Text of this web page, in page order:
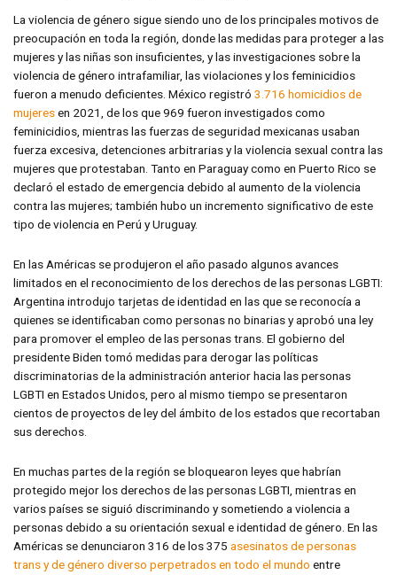
La violencia de género sigue siendo uno de los principales motivos de
preocupación en toda la región, donde las medidas para proteger a las
mujeres y las niñas son insuficientes, y las investigaciones sobre la
violencia de género intrafamiliar, las violaciones y los feminicidios
fueron a menudo deficientes. México registró 3.716 homicidios de
mujeresen 2021, de los que 969 fueron investigados como
feminicidios, mientras las fuerzas de seguridad mexicanas usaban
fuerza excesiva, detenciones arbitrarias y la violencia sexual contra las
mujeres que protestaban. Tanto en Paraguay como en Puerto Rico se
declaró el estado de emergencia debido al aumento de la violencia
contra las mujeres; también hubo un incremento significativo de este
tipo de violencia en Perú y Uruguay.
En las Américas se produjeron el año pasado algunos avances
limitados en el reconocimiento de los derechos de las personas LGBTI:
Argentina introdujo tarjetas de identidad en las que se reconocía a
quienes se identificaban como personas no binarias y aprobó una ley
para promover el empleo de las personas trans. El gobierno del
presidente Biden tomó medidas para derogar las políticas
discriminatorias de la administración anterior hacia las personas
LGBTI en Estados Unidos, pero al mismo tiempo se presentaron
cientos de proyectos de ley del ámbito de los estados que recortaban
sus derechos.
En muchas partes de la región se bloquearon leyes que habrían
protegido mejor los derechos de las personas LGBTI, mientras en
varios países se siguió discriminando y sometiendo a violencia a
personas debido a su orientación sexual e identidad de género. En las
Américas se denunciaron 316 de los 375 asesinatos de personas
trans y de género diverso perpetrados en todo el mundo entre